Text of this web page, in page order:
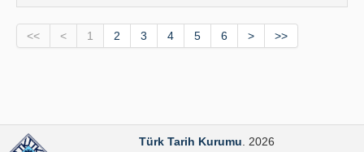
<< < 1 2 3 4 5 6 > >>
Türk Tarih Kurumu . 2026